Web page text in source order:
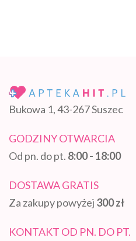
Bukowa 1, 43-267 Suszec
GODZINY OTWARCIA
Od pn. do pt. 8:00 - 18:00
DOSTAWA GRATIS
Za zakupy powyżej 300 zł
KONTAKT OD PN. DO PT.